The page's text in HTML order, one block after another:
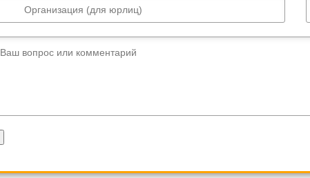
Организация (для юрлиц)
Ваш вопрос или комментарий